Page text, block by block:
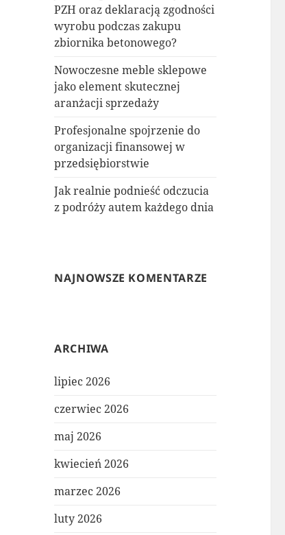
PZH oraz deklaracją zgodności
wyrobu podczas zakupu
zbiornika betonowego?
Nowoczesne meble sklepowe
jako element skutecznej
aranżacji sprzedaży
Profesjonalne spojrzenie do
organizacji finansowej w
przedsiębiorstwie
Jak realnie podnieść odczucia
z podróży autem każdego dnia
NAJNOWSZE KOMENTARZE
ARCHIWA
lipiec 2026
czerwiec 2026
maj 2026
kwiecień 2026
marzec 2026
luty 2026